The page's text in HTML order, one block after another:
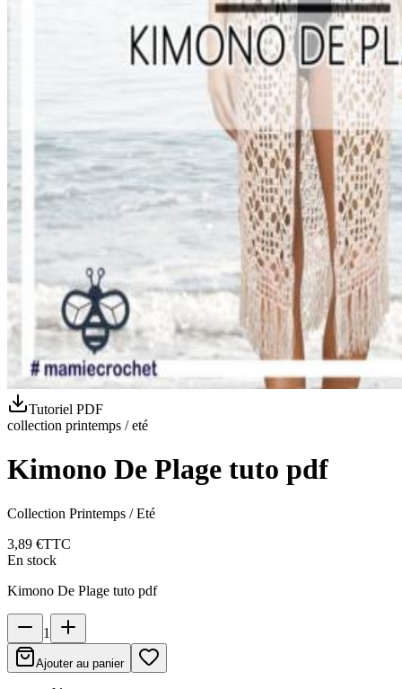
Tutoriel PDF
collection printemps / eté
Kimono De Plage tuto pdf
Collection Printemps / Eté
3,89 €TTC
En stock
Kimono De Plage tuto pdf
1
Ajouter au panier